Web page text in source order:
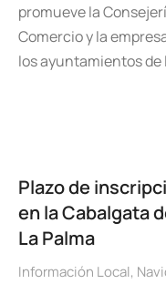
promueve la
Comercio y la
los ayuntamientos de
Plazo de
en la Cabalgata
La Palma
Información Local,